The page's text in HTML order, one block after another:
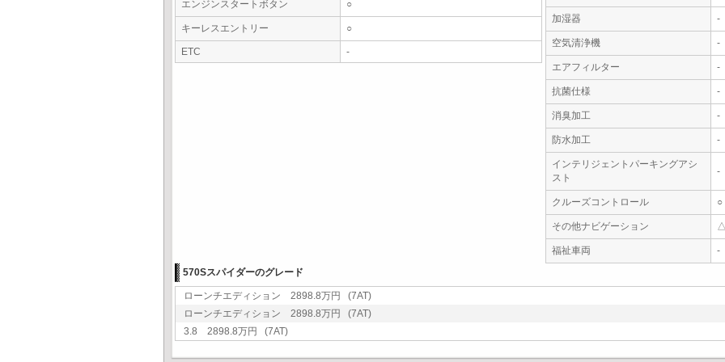
エンジンスタートボタン ○
キーレスエントリー ○
ETC -
加湿器 -
空気清浄機 -
エアフィルター -
抗菌仕様 -
消臭加工 -
防水加工 -
インテリジェントパーキングアシ
スト
-
クルーズコントロール ○
その他ナビゲーション
福祉車両
-
570Sスパイダーのグレード
ローンチエディション 2898.8万円 (7AT)
ローンチエディション 2898.8万円 (7AT)
3.8 2898.8万円 (7AT)